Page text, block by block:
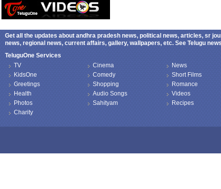
Get all the updates about andhra pradesh news, political news, articles, sr
news, regional news, current affairs, gallery, wallpapers, etc. See Telugu
TeluguOne Services
TV
KidsOne
Greetings
Health
Photos
Charity
Cinema
Comedy
Shopping
Audio Songs
Sahityam
News
Short Films
Romance
Videos
Recipes